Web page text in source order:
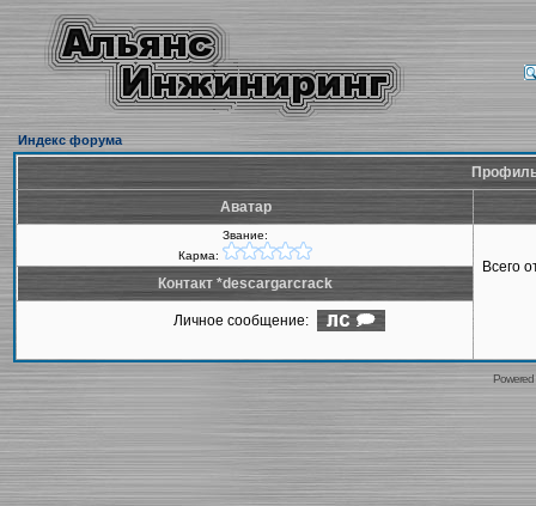
Индекс форума
Аватар
Звание:
Карма:
Всего
Контакт *descargarcrack
Личное сообщение: